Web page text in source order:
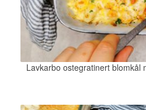
Lavkarbo ostegratinert blomkål